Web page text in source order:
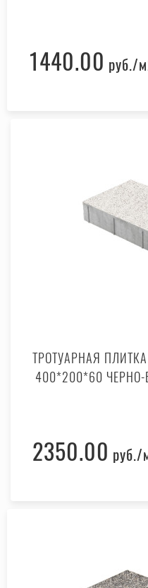
1440.00 руб./
ТРОТУАРНАЯ
400*200*60
2350.00 руб./